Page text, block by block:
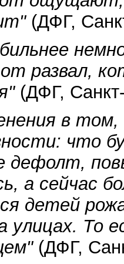
(ДФГ,
развал,
(ДФГ,
в
что
дефолт,
а сейчас
детей
улицах. То
(ДФГ,